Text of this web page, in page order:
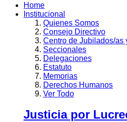
Home
Institucional
Quienes Somos
Consejo Directivo
Centro de Jubilados/as
Seccionales
Delegaciones
Estatuto
Memorias
Derechos Humanos
Ver Todo
Justicia por